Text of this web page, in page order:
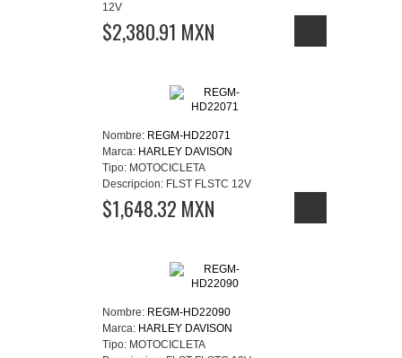
12V
$2,380.91 MXN
Nombre: REGM-HD22071
Marca: HARLEY DAVISON
Tipo: MOTOCICLETA
Descripcion: FLST FLSTC 12V
$1,648.32 MXN
Nombre: REGM-HD22090
Marca: HARLEY DAVISON
Tipo: MOTOCICLETA